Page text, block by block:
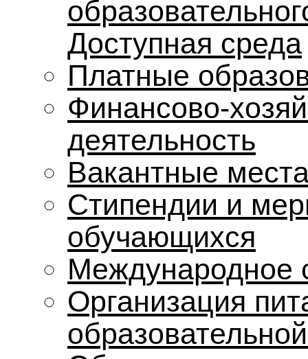
Доступная среда
Платные
Финансово-
деятельность
Вакантные
Стипендии и
обучающихся
Международное
Организация